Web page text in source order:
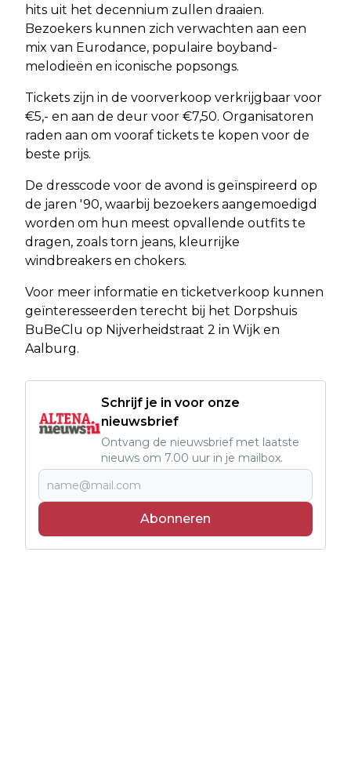
hits uit het decennium zullen draaien.
Bezoekers kunnen zich verwachten aan een
mix van Eurodance, populaire boyband-
melodieën en iconische popsongs.
Tickets zijn in de voorverkoop verkrijgbaar voor
€5,- en aan de deur voor €7,50. Organisatoren
raden aan om vooraf tickets te kopen voor de
beste prijs.
De dresscode voor de avond is geïnspireerd op
de jaren '90, waarbij bezoekers aangemoedigd
worden om hun meest opvallende outfits te
dragen, zoals torn jeans, kleurrijke
windbreakers en chokers.
Voor meer informatie en ticketverkoop kunnen
geïnteresseerden terecht bij het Dorpshuis
BuBeClu op Nijverheidstraat 2 in Wijk en
Aalburg.
Schrijf je in voor onze
nieuwsbrief
Ontvang de nieuwsbrief met laatste
nieuws om 7.00 uur in je mailbox.
Abonneren